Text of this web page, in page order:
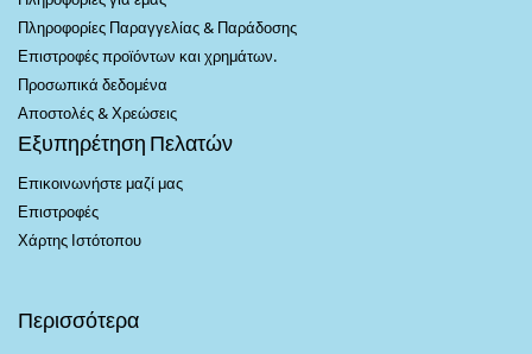
Πληροφορίες Παραγγελίας & Παράδοσης
Επιστροφές προϊόντων και χρημάτων.
Προσωπικά δεδομένα
Αποστολές & Χρεώσεις
Εξυπηρέτηση Πελατών
Επικοινωνήστε μαζί μας
Επιστροφές
Χάρτης Ιστότοπου
Περισσότερα